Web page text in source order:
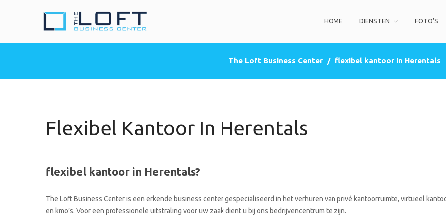
HOME DIENSTEN FOTO’S
The Loft Business Center / flexibel kantoor in Herentals
Flexibel Kantoor In Herentals
flexibel kantoor in Herentals?
The Loft Business Center is een erkende business center gespecialiseerd in het verhuren van privé kantoorruimte, virtueel
en kmo’s. Voor een professionele uitstraling voor uw zaak dient u bij ons bedrijvencentrum te zijn.